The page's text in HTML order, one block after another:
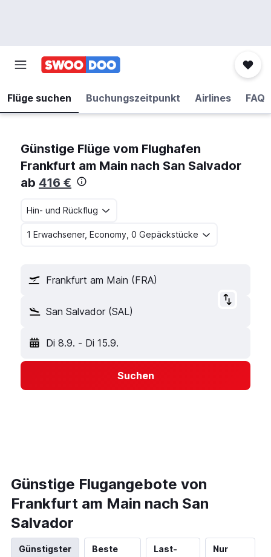
Flüge suchen Buchungszeitpunkt Airlines FAQ
Günstige Flüge vom Flughafen
Frankfurt am Main nach San Salvador
ab 416 €
Hin- und Rückflug
1 Erwachsener, Economy, 0 Gepäckstücke
Frankfurt am Main (FRA)
San Salvador (SAL)
Di 8.9. - Di 15.9.
Suchen
Günstige Flugangebote von
Frankfurt am Main nach San
Salvador
Günstigster
Beste
Last-
Nur